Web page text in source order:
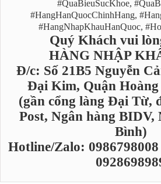
#QuaBieuSucKhoe,
#HangHanQuocChinhHang,
#HangNhapKhauHanQuoc,
Quý Khách vui
HÀNG NHẬP
Đ/c: Số 21B5 Nguyễn
Đại Kim, Quận
(gần cổng làng Đại Từ,
Post, Ngân hàng BIDV,
Bình)
Hotline/Zalo: